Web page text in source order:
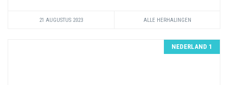
21 AUGUSTUS 2023 ALLE HERHALINGEN
NEDERLAND 1